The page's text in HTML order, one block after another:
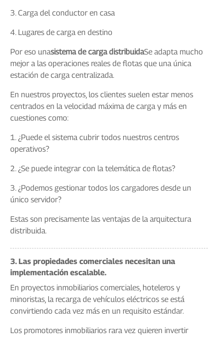
3. Carga del conductor en casa
4. Lugares de carga en destino
Por eso unasistema de carga distribuidaSe adapta mucho
mejor a las operaciones reales de flotas que una única
estación de carga centralizada.
En nuestros proyectos, los clientes suelen estar menos
centrados en la velocidad máxima de carga y más en
cuestiones como:
1. ¿Puede el sistema cubrir todos nuestros centros
operativos?
2. ¿Se puede integrar con la telemática de flotas?
3. ¿Podemos gestionar todos los cargadores desde un
único servidor?
Estas son precisamente las ventajas de la arquitectura
distribuida.
3. Las propiedades comerciales necesitan una
implementación escalable.
En proyectos inmobiliarios comerciales, hoteleros y
minoristas, la recarga de vehículos eléctricos se está
convirtiendo cada vez más en un requisito estándar.
Los promotores inmobiliarios rara vez quieren invertir